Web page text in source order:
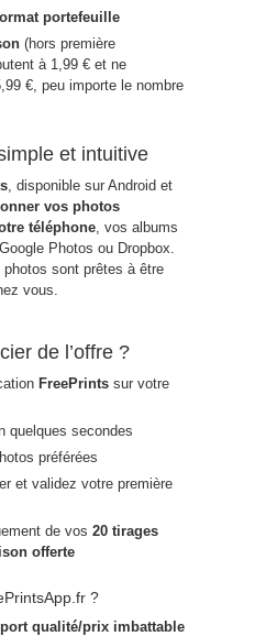
portefeuille
(hors première
à 1,99 € et ne
€, peu importe le nombre
et intuitive
, disponible sur Android et
vos photos
téléphone , vos albums
Photos ou Dropbox.
sont prêtes à être
vous.
de l’offre ?
FreePrints sur votre
quelques secondes
préférées
et validez votre première
de vos 20 tirages
offerte
?
qualité/prix imbattable